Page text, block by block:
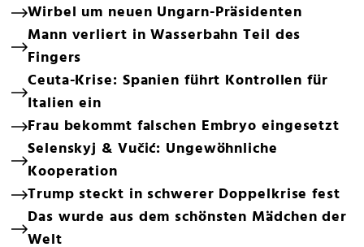
Wirbel um neuen Ungarn-Präsidenten
Mann verliert in Wasserbahn Teil des
Fingers
Ceuta-Krise: Spanien führt Kontrollen für
Italien ein
Frau bekommt falschen Embryo eingesetzt
Selenskyj & Vučić: Ungewöhnliche
Kooperation
Trump steckt in schwerer Doppelkrise fest
Das wurde aus dem schönsten Mädchen der
Welt